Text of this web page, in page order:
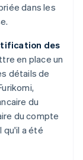
dans les
des
en place un
détails de
du
du compte
qu'il a été